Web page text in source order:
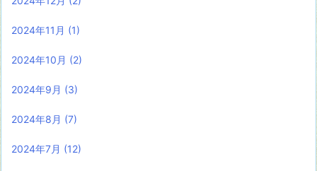
2024年11月 (1)
2024年10月 (2)
2024年9月 (3)
2024年8月 (7)
2024年7月 (12)